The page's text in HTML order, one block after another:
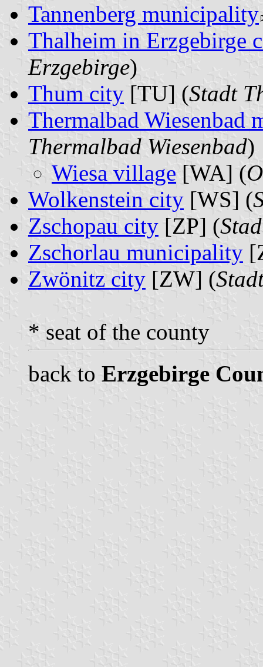
Tannenberg municipality
Thalheim in Erzgebirge
Erzgebirge)
Thum city [TU] (Stadt
Thermalbad Wiesenbad
Thermalbad Wiesenbad)
Wiesa village [WA] (
Wolkenstein city [WS] (
Zschopau city [ZP] (
Zschorlau municipality
Zwönitz city [ZW] (
* seat of the county
back to Erzgebirge